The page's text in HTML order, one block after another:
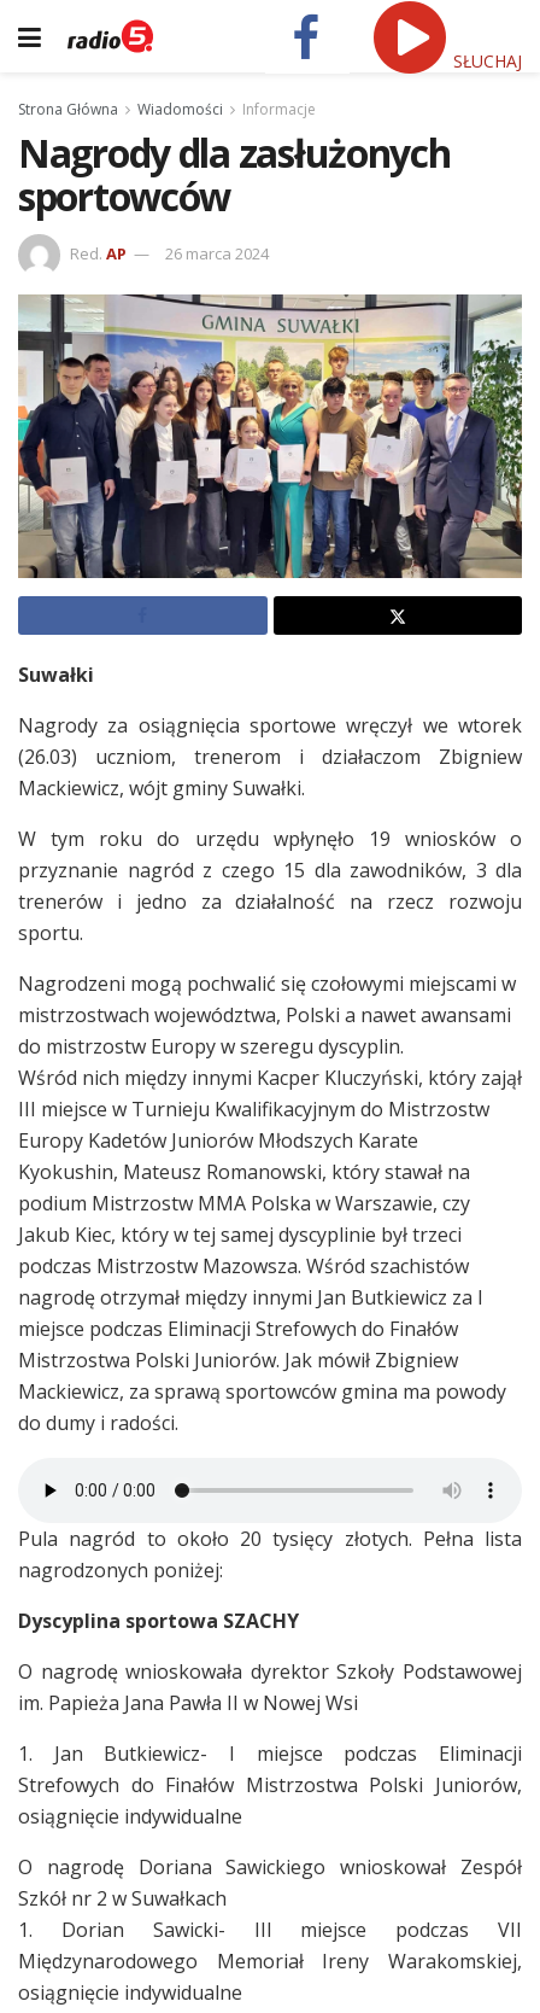
SŁUCHAJ
Strona Główna Wiadomości Informacje
Nagrody dla zasłużonych
sportowców
Red. AP 26 marca 2024
Suwałki
Nagrody za osiągnięcia sportowe wręczył we wtorek
(26.03) uczniom, trenerom i działaczom Zbigniew
Mackiewicz, wójt gminy Suwałki.
W tym roku do urzędu wpłynęło 19 wniosków o
przyznanie nagród z czego 15 dla zawodników, 3 dla
trenerów i jedno za działalność na rzecz rozwoju
sportu.
Nagrodzeni mogą pochwalić się czołowymi miejscami w
mistrzostwach województwa, Polski a nawet awansami
do mistrzostw Europy w szeregu dyscyplin.
Wśród nich między innymi Kacper Kluczyński, który zajął
III miejsce w Turnieju Kwalifikacyjnym do Mistrzostw
Europy Kadetów Juniorów Młodszych Karate
Kyokushin, Mateusz Romanowski, który stawał na
podium Mistrzostw MMA Polska w Warszawie, czy
Jakub Kiec, który w tej samej dyscyplinie był trzeci
podczas Mistrzostw Mazowsza. Wśród szachistów
nagrodę otrzymał między innymi Jan Butkiewicz za I
miejsce podczas Eliminacji Strefowych do Finałów
Mistrzostwa Polski Juniorów. Jak mówił Zbigniew
Mackiewicz, za sprawą sportowców gmina ma powody
do dumy i radości.
Pula nagród to około 20 tysięcy złotych. Pełna lista
nagrodzonych poniżej:
Dyscyplina sportowa SZACHY
O nagrodę wnioskowała dyrektor Szkoły Podstawowej
im. Papieża Jana Pawła II w Nowej Wsi
1. Jan Butkiewicz- I miejsce podczas Eliminacji
Strefowych do Finałów Mistrzostwa Polski Juniorów,
osiągnięcie indywidualne
O nagrodę Doriana Sawickiego wnioskował Zespół
Szkół nr 2 w Suwałkach
1. Dorian Sawicki- III miejsce podczas VII
Międzynarodowego Memoriał Ireny Warakomskiej,
osiągnięcie indywidualne